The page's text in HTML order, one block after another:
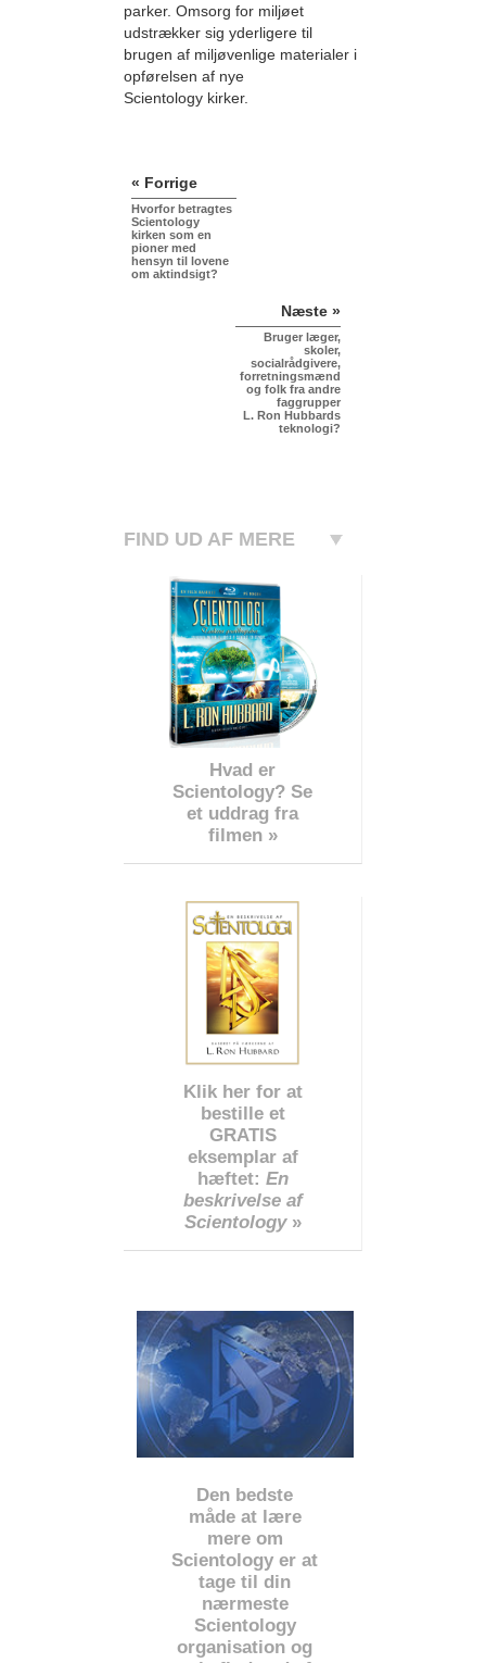
parker. Omsorg for miljøet
udstrækker sig yderligere til
brugen af miljøvenlige materialer i
opførelsen af nye
Scientology kirker.
« Forrige
Hvorfor betragtes
Scientology
kirken som en
pioner med
hensyn til lovene
om aktindsigt?
Næste »
Bruger læger,
skoler,
socialrådgivere,
forretningsmænd
og folk fra andre
faggrupper
L. Ron Hubbards
teknologi?
FIND UD AF MERE
Hvad er
Scientology? Se
et uddrag fra
filmen »
Klik her for at
bestille et
GRATIS
eksemplar af
hæftet: En
beskrivelse af
Scientology»
Den bedste
måde at lære
mere om
Scientology er at
tage til din
nærmeste
Scientology
organisation og